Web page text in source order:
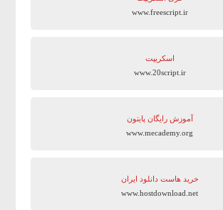
www.freescript.ir
اسکریپت
www.20script.ir
آموزش رایگان پایتون
www.mecademy.org
خرید هاست دانلود ایران
www.hostdownload.net